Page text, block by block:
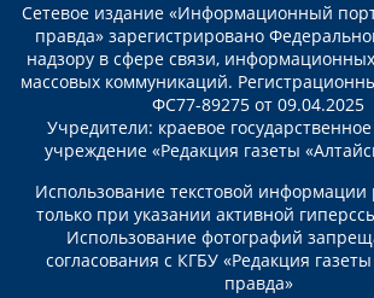
Сетевое издание «Информационный
правда» зарегистрировано
надзору в сфере связи,
массовых коммуникаций.
ФС77-89275 от 09.04.2025
Учредители: краевое
учреждение «Редакция газеты
Использование текстовой информации
только при указании активной
Использование фотографий
согласования с КГБУ «Редакция
правда»